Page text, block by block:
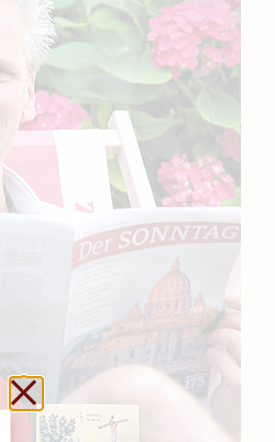
Schließen ohne zu